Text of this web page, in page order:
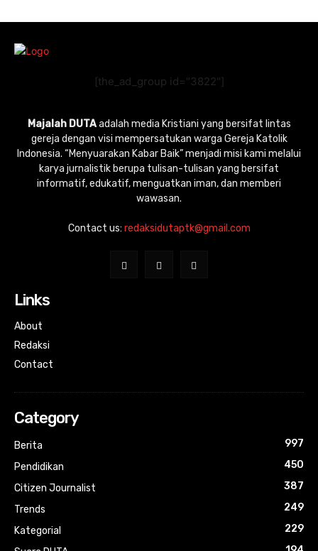
[the_ad_group id="3822"]
Majalah DUTAadalah media Kristiani yang bersifat lintas
gereja dengan visi mempersatukan warga Gereja Katolik
Indonesia. “Menyuarakan Kabar Baik” menjadi misi kami melalui
karya jurnalistik berupa tulisan-tulisan yang bersifat
informatif, edukatif, menguatkan iman, dan memberi
wawasan.
Contact us: redaksidutaptk@gmail.com
Links
About
Redaksi
Contact
Category
Berita
997
Pendidikan
450
Citizen Journalist
387
Trends
249
Kategorial
229